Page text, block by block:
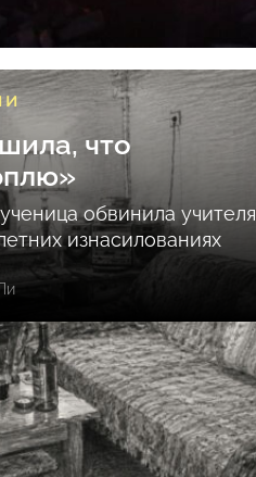
что
обвинила учителя
изнасилованиях